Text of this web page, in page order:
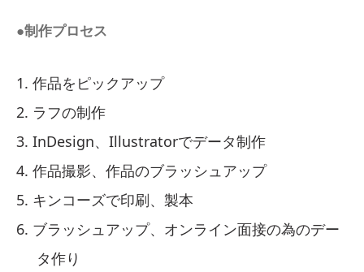
●制作プロセス
作品をピックアップ
ラフの制作
InDesign、Illustratorでデータ制作
作品撮影、作品のブラッシュアップ
キンコーズで印刷、製本
ブラッシュアップ、オンライン面接の為のデー
タ作り